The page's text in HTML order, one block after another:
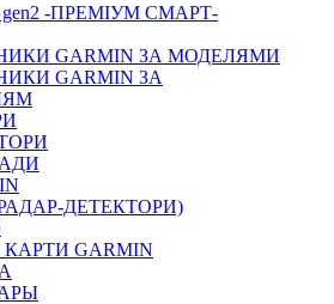
gen2 -ПРЕМІУМ СМАРТ-
GARMIN ЗА МОДЕЛЯМИ
GARMIN ЗА
ДЕТЕКТОРИ)
GARMIN